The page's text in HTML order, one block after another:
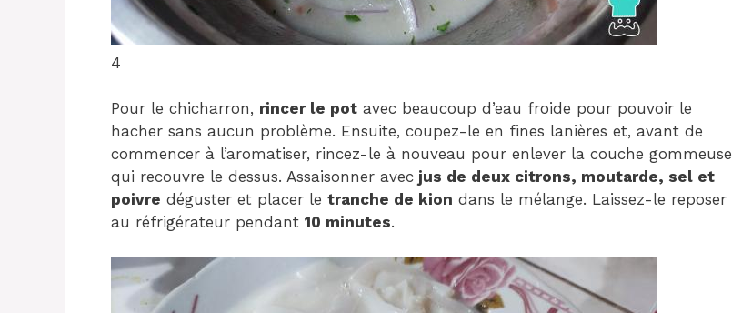
4
Pour le chicharron, rincer le pot avec beaucoup d’eau froide pour pouvoir le
hacher sans aucun problème. Ensuite, coupez-le en fines lanières et, avant de
commencer à l’aromatiser, rincez-le à nouveau pour enlever la couche gommeuse
qui recouvre le dessus. Assaisonner avec jus de deux citrons, moutarde, sel et
poivre déguster et placer le tranche de kion dans le mélange. Laissez-le reposer
au réfrigérateur pendant 10 minutes.